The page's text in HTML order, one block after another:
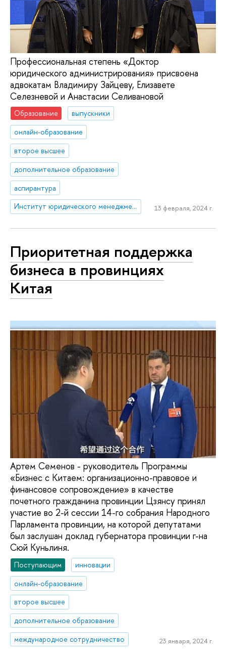
Профессиональная степень «Доктор
юридического администрирования» присвоена
адвокатам Владимиру Зайцеву, Елизавете
Селезневой и Анастасии Селивановой
Образование
выпускники
онлайн-образование
второе высшее
дополнительное образование
аспирантура
Институт юридического менеджмента
13 февраля, 2024 г.
Приоритетная поддержка
бизнеса в провинциях
Китая
Артем Семенов - руководитель Программы
«Бизнес с Китаем: организационно-правовое и
финансовое сопровождение» в качестве
почетного гражданина провинции Цзянсу принял
участие во 2-й сессии 14-го собрания Народного
Парламента провинции, на которой депутатами
был заслушан доклад губернатора провинции г-на
Сюй Куньлиня.
Поступающим
инновации
онлайн-образование
второе высшее
дополнительное образование
международное сотрудничество
23 января, 2024 г.